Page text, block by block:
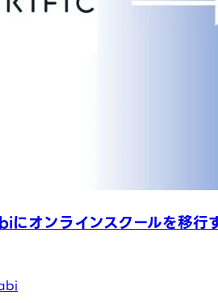
オンラインスクールを移行